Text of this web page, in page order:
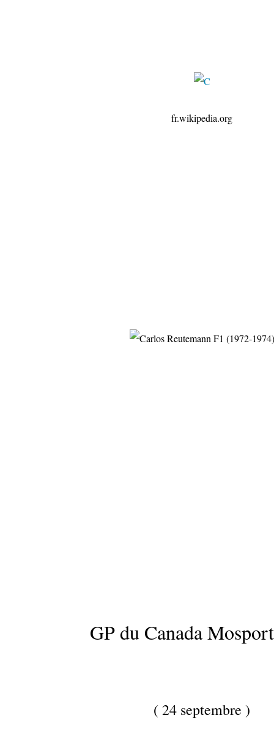
fr.wikipedia.org
GP du Canada
( 24 septembre )